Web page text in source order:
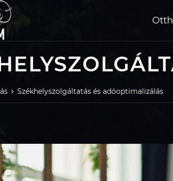
Székhelyszolgáltatás és adóoptimalizálás